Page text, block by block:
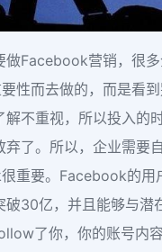
做Facebook营销，很
性而去做的，而是看
解不重视，所以投入的
弃了。所以，企业需要
重要。Facebook的用
破30亿，并且能够与潜
了你，你的账号内